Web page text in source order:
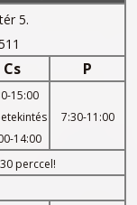
5.
Cs P
15:00
14:00
7:30-11:00
perccel!